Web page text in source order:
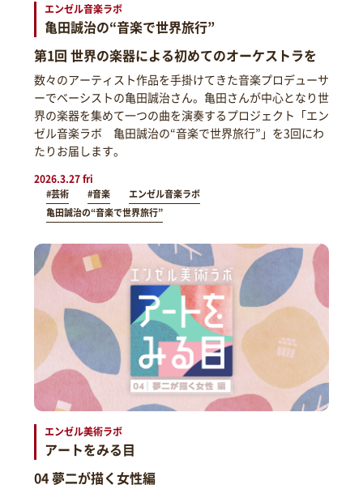
エンゼル音楽ラボ
亀田誠治の“音楽で世界旅行”
第1回 世界の楽器による初めてのオーケストラを
数々のアーティスト作品を手掛けてきた音楽プロデューサ
ーでベーシストの亀田誠治さん。亀田さんが中心となり世
界の楽器を集めて一つの曲を演奏するプロジェクト「エン
ゼル音楽ラボ 亀田誠治の“音楽で世界旅行”」を3回にわ
たりお届します。
2026.3.27 fri
#芸術 #音楽
エンゼル音楽ラボ
亀田誠治の“音楽で世界旅行”
エンゼル美術ラボ
アートをみる目
04 夢二が描く女性編